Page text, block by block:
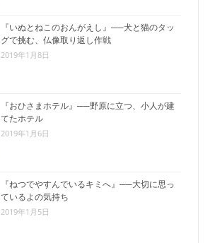
『いぬとねこのおんがえし』──犬と猫のタッ
グで挑む、仏像取り返し作戦
2019年1月8日
『おひさまホテル』──野原に立つ、小人が建
てたホテル
2019年1月6日
『ねつでやすんでいるキミへ』──大切に思っ
ているよの気持ち
2019年1月5日